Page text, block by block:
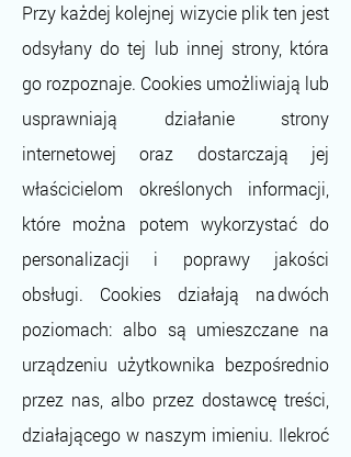
Przy każdej kolejnej wizycie plik ten jest
odsyłany do tej lub innej strony, która
go rozpoznaje. Cookies umożliwiają lub
usprawniają działanie strony
internetowej oraz dostarczają jej
właścicielom określonych informacji,
które można potem wykorzystać do
personalizacji i poprawy jakości
obsługi. Cookies działają na dwóch
poziomach: albo są umieszczane na
urządzeniu użytkownika bezpośrednio
przez nas, albo przez dostawcę treści,
działającego w naszym imieniu. Ilekroć